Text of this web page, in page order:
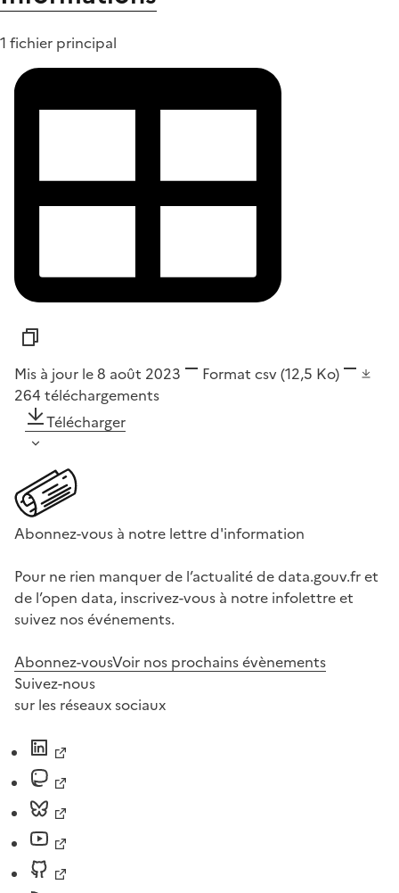
1 fichier principal
Mis à jour le 8 août 2023 Format csv(12,5 Ko)
264 téléchargements
Télécharger
Abonnez-vous à notre lettre d'information
Pour ne rien manquer de l’actualité de data.gouv.fr et
de l’open data, inscrivez-vous à notre infolettre et
suivez nos événements.
Abonnez-vousVoir nos prochains évènements
Suivez-nous
sur les réseaux sociaux